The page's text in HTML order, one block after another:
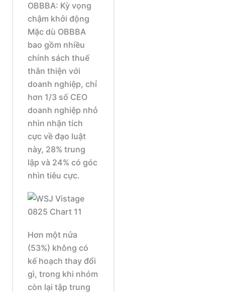
OBBBA: Kỳ vọng
chậm khởi động
Mặc dù OBBBA
bao gồm nhiều
chính sách thuế
thân thiện với
doanh nghiệp, chỉ
hơn 1/3 số CEO
doanh nghiệp nhỏ
nhìn nhận tích
cực về đạo luật
này, 28% trung
lập và 24% có góc
nhìn tiêu cực.
Hơn một nửa
(53%) không có
kế hoạch thay đổi
gì, trong khi nhóm
còn lại tập trung